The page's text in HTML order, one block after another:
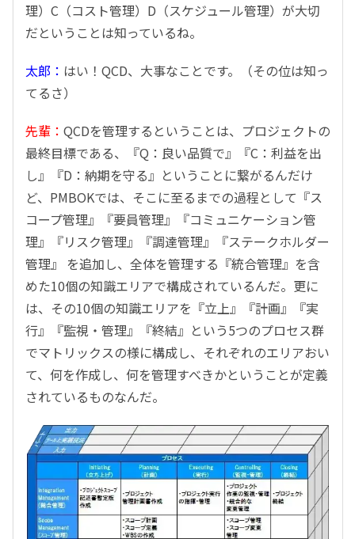
理）C（コスト管理）D（スケジュール管理）が大切
だということは知っているね。
太郎： はい！QCD、大事なことです。（その位は知っ
てるさ）
先輩： QCDを管理するということは、プロジェクトの
最終目標である、『Q：良い品質で』『C：利益を出
し』『D：納期を守る』ということに繋がるんだけ
ど、PMBOKでは、そこに至るまでの過程として『ス
コープ管理』『要員管理』『コミュニケーション管
理』『リスク管理』『調達管理』『ステークホルダー
管理』 を追加し、全体を管理する『統合管理』を含
めた10個の知識エリアで構成されているんだ。更に
は、その10個の知識エリアを『立上』『計画』『実
行』『監視・管理』『終結』という5つのプロセス群
でマトリックスの様に構成し、それぞれのエリアおい
て、何を作成し、何を管理すべきかということが定義
されているものなんだ。